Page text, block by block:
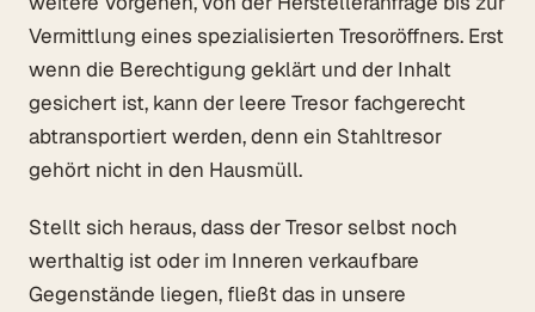
Vermittlung eines spezialisierten Tresoröffners. Erst
wenn die Berechtigung geklärt und der Inhalt
gesichert ist, kann der leere Tresor fachgerecht
abtransportiert werden, denn ein Stahltresor
gehört nicht in den Hausmüll.
Stellt sich heraus, dass der Tresor selbst noch
werthaltig ist oder im Inneren verkaufbare
Gegenstände liegen, fließt das in unsere